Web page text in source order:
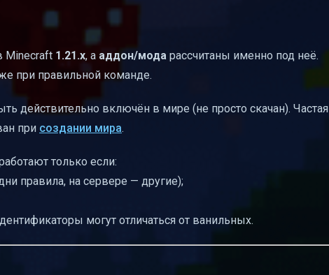
Minecraft 1.21.x, а аддон/мода рассчитаны именно под неё.
при правильной команде.
действительно включён в мире (не просто скачан). Частая
при создании мира.
только если:
правила, на сервере — другие);
могут отличаться от ванильных.